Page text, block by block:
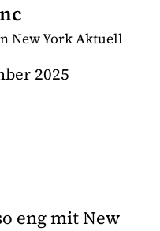
New York Aktuell
2025
eng mit New